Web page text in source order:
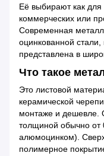
Её выбирают как для
коммерческих или
Современная
оцинкованной
представлена в
Что такое
Это листовой
керамической
монтаже и дешевле.
толщиной обычно от
алюмоцинком).
полимерное